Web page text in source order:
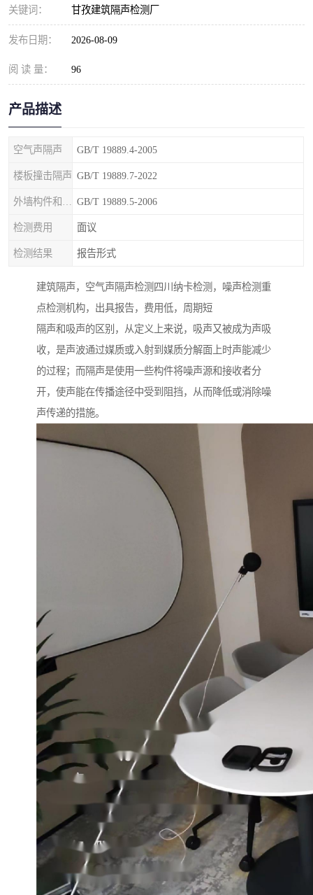
关键词： 甘孜建筑隔声检测厂
发布日期： 2026-08-09
阅 读 量： 96
产品描述
空气声隔声 GB/T 19889.4-2005
楼板撞击隔声 GB/T 19889.7-2022
GB/T 19889.5-2006
检测费用 面议
检测结果 报告形式
建筑隔声，空气声隔声检测四川纳卡检测，噪声检测重
点检测机构，出具报告，费用低，周期短
隔声和吸声的区别，从定义上来说，吸声又被成为声吸
收，是声波通过媒质或入射到媒质分解面上时声能减少
的过程；而隔声是使用一些构件将噪声源和接收者分
开，使声能在传播途径中受到阻挡，从而降低或消除噪
声传递的措施。